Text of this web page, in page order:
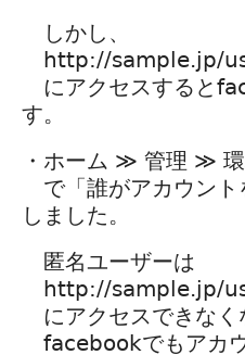
しかし、
http://sample.jp/
にアクセスすると
す。
・ホーム ≫ 管理 ≫
で「誰がアカウント
しました。
匿名ユーザーは
http://sample.jp/
にアクセスできなく
facebookでもアカ